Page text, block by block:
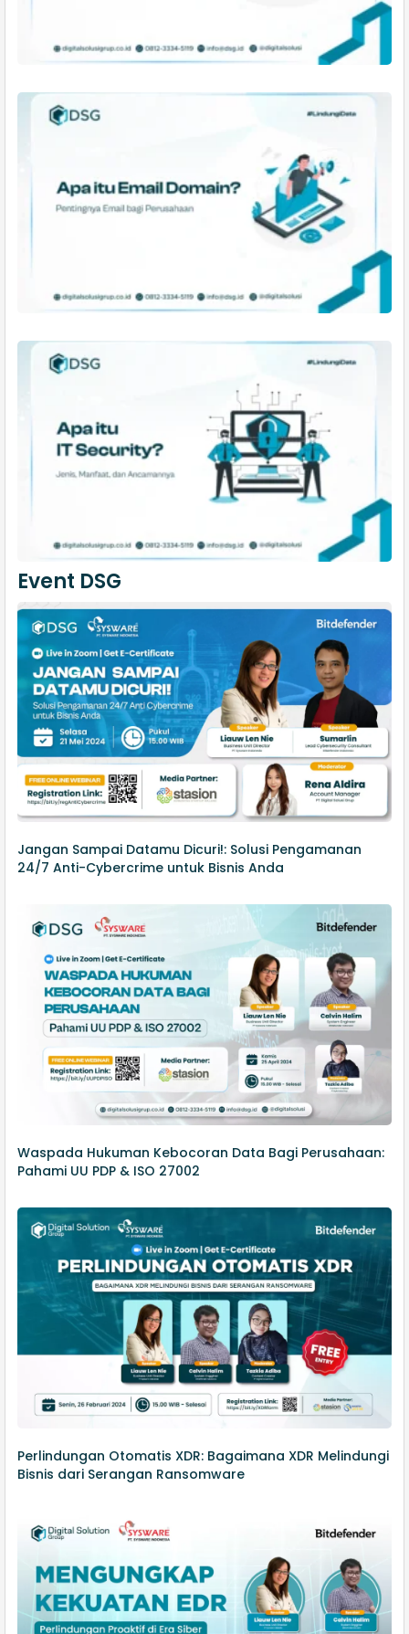
Event DSG
Jangan Sampai Datamu Dicuri!: Solusi Pengamanan
24/7 Anti-Cybercrime untuk Bisnis Anda
Waspada Hukuman Kebocoran Data Bagi Perusahaan:
Pahami UU PDP & ISO 27002
Perlindungan Otomatis XDR: Bagaimana XDR Melindungi
Bisnis dari Serangan Ransomware